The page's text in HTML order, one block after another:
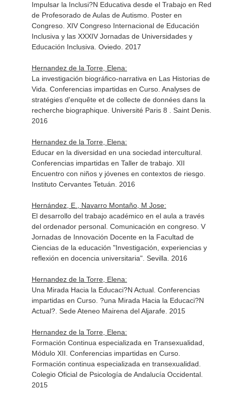
Impulsar la Inclusi?N Educativa desde el Trabajo en Red
de Profesorado de Aulas de Autismo. Poster en
Congreso. XIV Congreso Internacional de Educación
Inclusiva y las XXXIV Jornadas de Universidades y
Educación Inclusiva. Oviedo. 2017
Hernandez de la Torre, Elena:
La investigación biográfico-narrativa en Las Historias de
Vida. Conferencias impartidas en Curso. Analyses de
stratégies d'enquête et de collecte de données dans la
recherche biographique. Université Paris 8 . Saint Denis.
2016
Hernandez de la Torre, Elena:
Educar en la diversidad en una sociedad intercultural.
Conferencias impartidas en Taller de trabajo. XII
Encuentro con niños y jóvenes en contextos de riesgo.
Instituto Cervantes Tetuán. 2016
Hernández, E., Navarro Montaño, M Jose:
El desarrollo del trabajo académico en el aula a través
del ordenador personal. Comunicación en congreso. V
Jornadas de Innovación Docente en la Facultad de
Ciencias de la educación "Investigación, experiencias y
reflexión en docencia universitaria". Sevilla. 2016
Hernandez de la Torre, Elena:
Una Mirada Hacia la Educaci?N Actual. Conferencias
impartidas en Curso. ?una Mirada Hacia la Educaci?N
Actual?. Sede Ateneo Mairena del Aljarafe. 2015
Hernandez de la Torre, Elena:
Formación Continua especializada en Transexualidad,
Módulo XII. Conferencias impartidas en Curso.
Formación continua especializada en transexualidad.
Colegio Oficial de Psicología de Andalucía Occidental.
2015